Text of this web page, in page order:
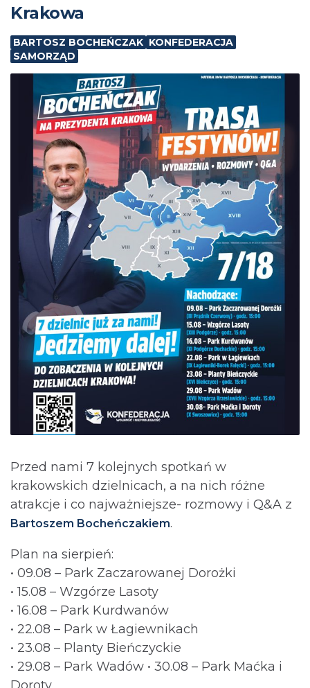
Krakowa
BARTOSZ BOCHEŃCZAK KONFEDERACJA
SAMORZĄD
Przed nami 7 kolejnych spotkań w
krakowskich dzielnicach, a na nich różne
atrakcje i co najważniejsze- rozmowy i Q&A z
Bartoszem Bocheńczakiem.
Plan na sierpień:
• 09.08 – Park Zaczarowanej Dorożki
• 15.08 – Wzgórze Lasoty
• 16.08 – Park Kurdwanów
• 22.08 – Park w Łagiewnikach
• 23.08 – Planty Bieńczyckie
• 29.08 – Park Wadów • 30.08 – Park Maćka i